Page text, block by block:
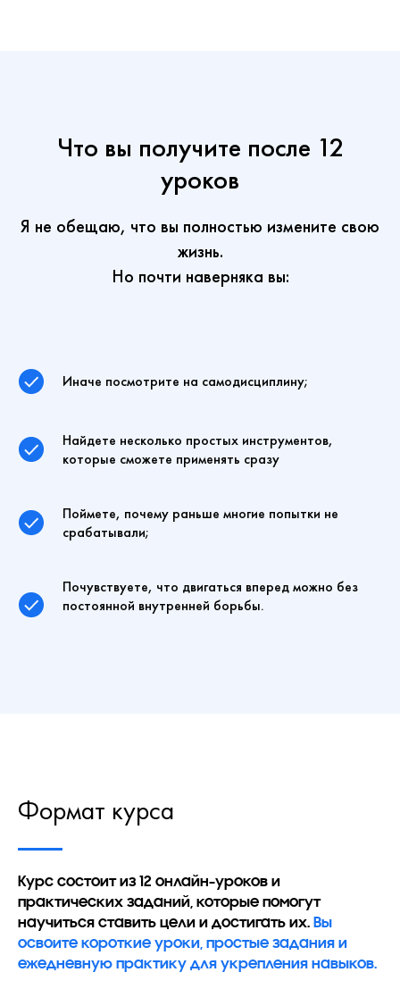
Что вы получите после 12
уроков
Я не обещаю, что вы полностью измените свою
жизнь.
Но почти наверняка вы:
Иначе посмотрите на самодисциплину;
Найдете несколько простых инструментов,
которые сможете применять сразу
Поймете, почему раньше многие попытки не
срабатывали;
Почувствуете, что двигаться вперед можно без
постоянной внутренней борьбы.
Формат курса
Курс состоит из 12 онлайн-уроков и
практических заданий, которые помогут
научиться ставить цели и достигать их.Вы
освоите короткие уроки, простые задания и
ежедневную практику для укрепления навыков.